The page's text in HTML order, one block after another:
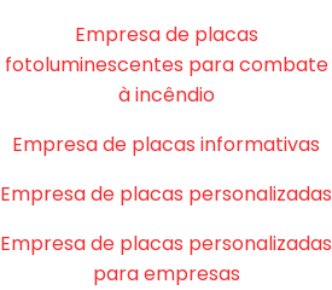
Empresa de placas
fotoluminescentes para combate
à incêndio
Empresa de placas informativas
Empresa de placas personalizadas
Empresa de placas personalizadas
para empresas